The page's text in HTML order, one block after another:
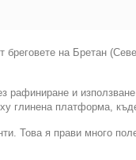
бреговете на Бретан
рафиниране и
глинена платформа,
Това я прави много